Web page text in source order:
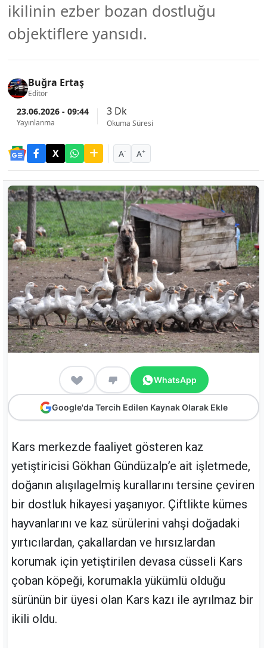
ikilinin ezber bozan dostluğu
objektiflere yansıdı.
Buğra Ertaş
Editör
23.06.2026 - 09:44
Yayınlanma
3 Dk
Okuma Süresi
A- A+
WhatsApp
Google'da Tercih Edilen Kaynak Olarak Ekle
Kars merkezde faaliyet gösteren kaz
yetiştiricisi Gökhan Gündüzalp’e ait işletmede,
doğanın alışılagelmiş kurallarını tersine çeviren
bir dostluk hikayesi yaşanıyor. Çiftlikte kümes
hayvanlarını ve kaz sürülerini vahşi doğadaki
yırtıcılardan, çakallardan ve hırsızlardan
korumak için yetiştirilen devasa cüsseli Kars
çoban köpeği, korumakla yükümlü olduğu
sürünün bir üyesi olan Kars kazı ile ayrılmaz bir
ikili oldu.